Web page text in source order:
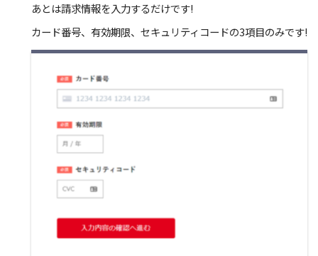
あとは請求情報を入力するだけです!
カード番号、有効期限、セキュリティコードの3項目のみです!